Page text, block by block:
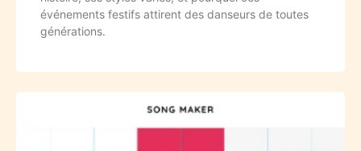
événements festifs attirent des danseurs de toutes
générations.